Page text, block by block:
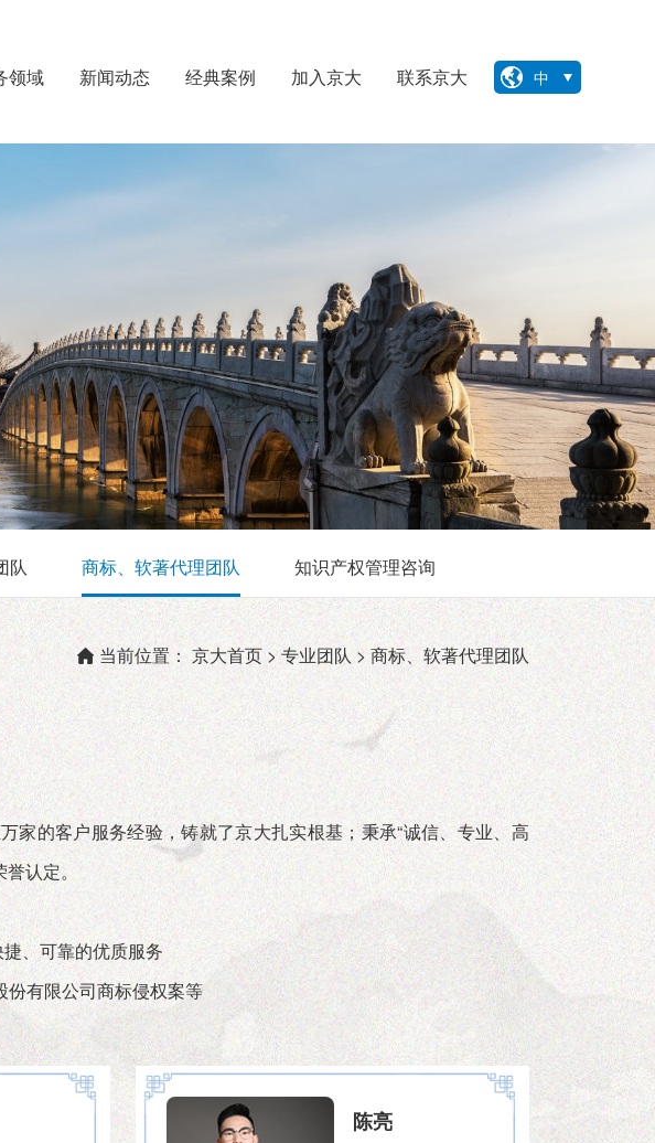
中
领域 新闻动态 经典案例 加入京大 联系京大
队 商标、软著代理团队 知识产权管理咨询
当前位置： 京大首页 > 专业团队 >商标、软著代理团队
的客户服务经验，铸就了京大扎实根基；秉承“诚信、专业、高
誉认定。
、可靠的优质服务
份有限公司商标侵权案等
陈亮